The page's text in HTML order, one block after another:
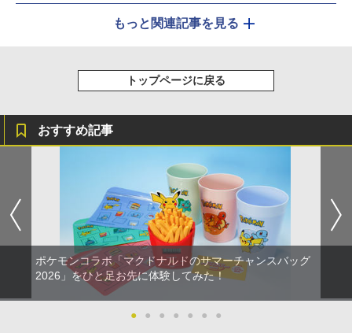
もっと関連記事を見る
トップページに戻る
おすすめ記事
ポケモンコラボ「マクドナルドのサマーチャンスバッグ
2026」をひと足お先に体験してみた！
● ● ● ● ● ● ●